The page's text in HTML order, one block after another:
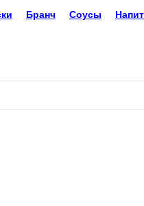
Бранч Соусы Напитки